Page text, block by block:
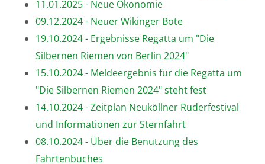
11.01.2025 - Neue Ökonomie
09.12.2024 - Neuer Wikinger Bote
19.10.2024 - Ergebnisse Regatta um "Die
Silbernen Riemen von Berlin 2024"
15.10.2024 - Meldeergebnis für die Regatta um
"Die Silbernen Riemen 2024" steht fest
14.10.2024 - Zeitplan Neuköllner Ruderfestival
und Informationen zur Sternfahrt
08.10.2024 - Über die Benutzung des
Fahrtenbuches